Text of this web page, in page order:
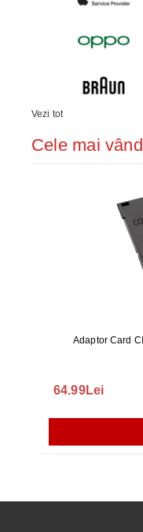
Vezi tot
Cele mai
Adaptor Card
64.99Lei